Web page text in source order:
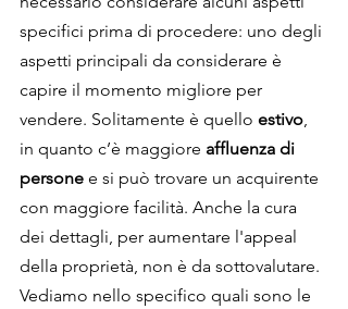
specifici prima di procedere: uno degli
aspetti principali da considerare è
capire il momento migliore per
vendere. Solitamente è quello estivo
in quanto c’è maggiore affluenza di
persone e si può trovare un acquirente
con maggiore facilità. Anche la cura
dei dettagli, per aumentare l'appeal
della proprietà, non è da sottovalutare.
Vediamo nello specifico quali sono le